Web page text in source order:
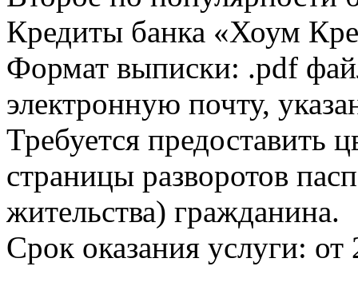
Кредиты банка «Хоум
Формат выписки: .pdf
электронную почту,
Требуется предоставить
страницы разворотов
жительства) гражданина.
Срок оказания услуги: от